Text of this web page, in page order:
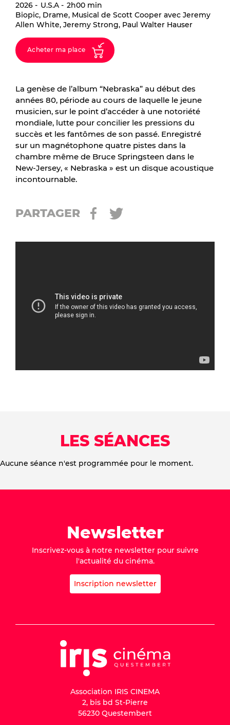
2026 U.S.A
2h00 min
Biopic, Drame, Musical de Scott Cooper avec Jeremy
Allen White, Jeremy Strong, Paul Walter Hauser
Acheter ma place
La genèse de l’album “Nebraska” au début des
années 80, période au cours de laquelle le jeune
musicien, sur le point d’accéder à une notoriété
mondiale, lutte pour concilier les pressions du
succès et les fantômes de son passé. Enregistré
sur un magnétophone quatre pistes dans la
chambre même de Bruce Springsteen dans le
New-Jersey, « Nebraska » est un disque acoustique
incontournable.
PARTAGER
LES SÉANCES
Aucune séance n'est programmée pour le moment.
Newsletter
Inscrivez-vous à notre newsletter pour suivre
l'actualité du cinéma.
Inscription newsletter
Association IRIS CINEMA
2, bis bd St-Pierre
56230 Questembert